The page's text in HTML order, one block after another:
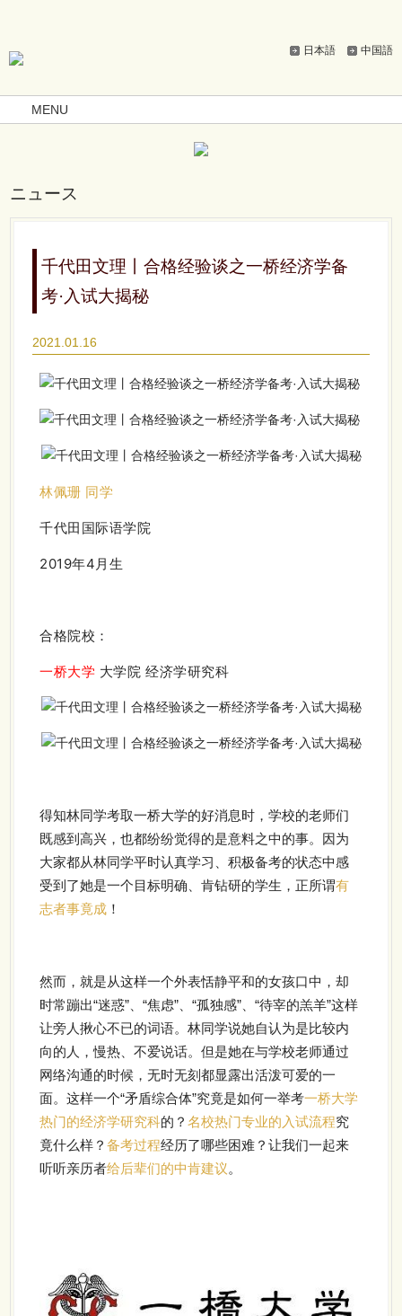
日本語 中国語
MENU
ニュース
千代田文理丨合格经验谈之一桥经济学备
考·入试大揭秘
2021.01.16
林佩珊 同学
千代田国际语学院
2019年4月生
合格院校：
一桥大学 大学院 经济学研究科
得知林同学考取一桥大学的好消息时，学校的老师们
既感到高兴，也都纷纷觉得的是意料之中的事。因为
大家都从林同学平时认真学习、积极备考的状态中感
受到了她是一个目标明确、肯钻研的学生，正所谓有
志者事竟成 ！
然而，就是从这样一个外表恬静平和的女孩口中，却
时常蹦出“迷惑”、“焦虑”、“孤独感”、“待宰的羔羊”这样
让旁人揪心不已的词语。林同学说她自认为是比较内
向的人，慢热、不爱说话。但是她在与学校老师通过
网络沟通的时候，无时无刻都显露出活泼可爱的一
面。这样一个“矛盾综合体”究竟是如何一举考一桥大学
热门的经济学研究科的？名校热门专业的入试流程究
竟什么样？备考过程经历了哪些困难？让我们一起来
听听亲历者给后辈们的中肯建议。